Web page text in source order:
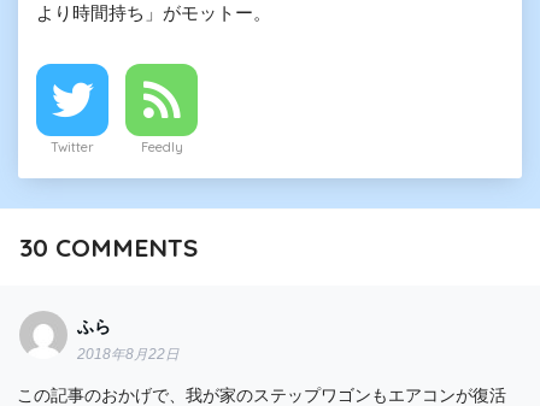
より時間持ち」がモットー。
Twitter Feedly
30 COMMENTS
ふら
2018年8月22日
この記事のおかげで、我が家のステップワゴンもエアコンが復活